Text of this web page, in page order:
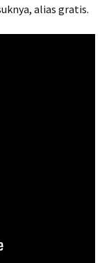
alias gratis.